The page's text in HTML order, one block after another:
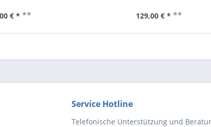
€ * ** 129,00 € * **
Service Hotline
Telefonische Unterstützung und